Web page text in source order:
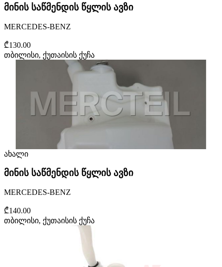
მინის საწმენდის წყლის ავზი
MERCEDES-BENZ
₾130.00
თბილისი, ქუთაისის ქუჩა
ახალი
მინის საწმენდის წყლის ავზი
MERCEDES-BENZ
₾140.00
თბილისი, ქუთაისის ქუჩა